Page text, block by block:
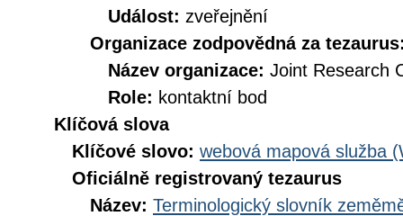
Událost: zveřejnění
Organizace zodpovědná za
Název organizace: Joint Research
Role: kontaktní bod
Klíčová slova
Klíčové slovo: webová mapová služba
Oficiálně registrovaný tezaurus
Název: Terminologický slovník